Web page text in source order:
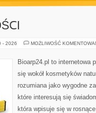
- 2026 MOŻLIWOŚĆ
Bioarp24.pl to internetowa
się wokół kosmetyków
rozumiana jako wygodne
które interesują się
która wpisuje się w